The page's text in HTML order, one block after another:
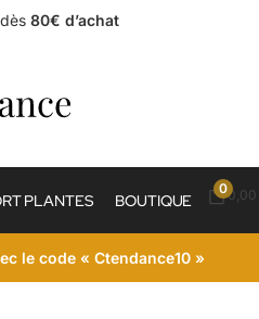
80€ d’achat
PLANTES BOUTIQUE
00,00
le code « Ctendance10 »